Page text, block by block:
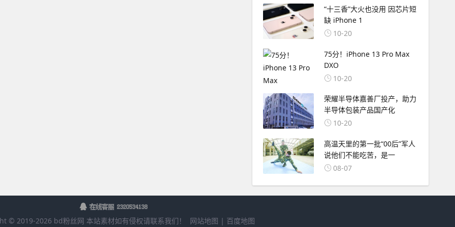
“十三香”大火也没用 因芯片短
缺 iPhone 1
10-20
75分！iPhone 13 Pro Max
DXO
10-20
荣耀半导体嘉善厂投产，助力
半导体包装产品国产化
10-20
高温天里的第一批“00后”军人
说他们不能吃苦，是一
08-07
© 2019-2026 bd粉丝网 本站素材如有侵权请联系我们！ 网站地图 | 百度地图